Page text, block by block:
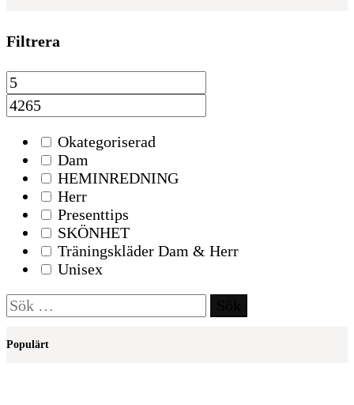
Filtrera
Okategoriserad
Dam
HEMINREDNING
Herr
Presenttips
SKÖNHET
Träningskläder Dam & Herr
Unisex
Sök
efter:
Populärt